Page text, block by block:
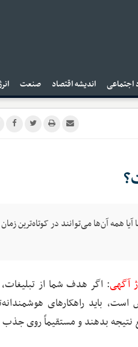
اجتماعی اندیشه اقتصاد صنعت
همه‌ آن‌ها می‌توانند در
آگهی: اگر هدف شما از
است، باید راهکارهای
نتیجه بدهند و مستقیماً روی جذب